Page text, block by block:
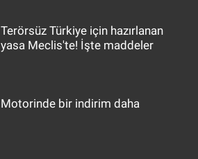
Terörsüz Türkiye için hazırlanan
yasa Meclis'te! İşte maddeler
Motorinde bir indirim daha